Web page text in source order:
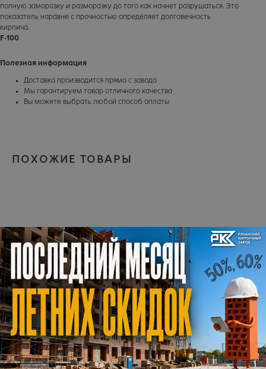
полную заморозку и разморозку до того как начнет разрушаться. Это
показатель наравне с прочностью определяет долговечность
кирпича.
F-100
Полезная информация
Доставка производится прямо с завода
Мы гарантируем товар отличного качества
Вы можете выбрать любой способ оплаты
ПОХОЖИЕ ТОВАРЫ
ОСТАВЬТЕ СВОЙ НОМЕР
ТЕЛЕФОНА.
МЫ ПЕРЕЗВОНИМ
+7